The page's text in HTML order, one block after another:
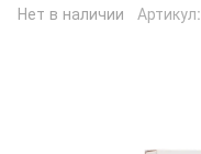
Нет в наличии Артикул: